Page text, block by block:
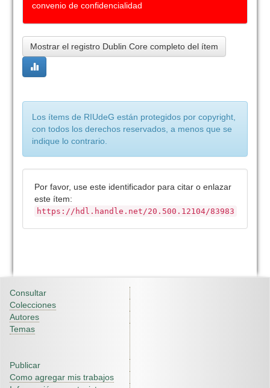
convenio de confidencialidad
Mostrar el registro Dublin Core completo del ítem
Los ítems de RIUdeG están protegidos por copyright,
con todos los derechos reservados, a menos que se
indique lo contrario.
Por favor, use este identificador para citar o enlazar
este ítem:
https://hdl.handle.net/20.500.12104/83983
Consultar
Colecciones
Autores
Temas
Publicar
Como agregar mis trabajos